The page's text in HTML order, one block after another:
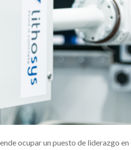
ocupar un puesto de liderazgo